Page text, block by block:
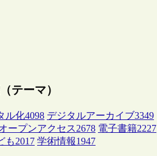
テーマ）
ル化4098 デジタルアーカイブ3349
ープンアクセス2678 電子書籍2227
も2017 学術情報1947